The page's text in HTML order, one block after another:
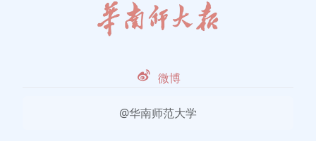
微博
@华南师范大学